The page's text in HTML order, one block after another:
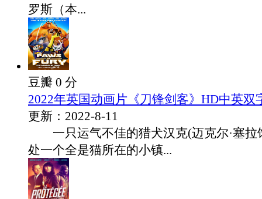
罗斯（本...
豆瓣 0 分
2022年英国动画片《刀锋剑客》HD中英双
更新：2022-8-11
一只运气不佳的猎犬汉克(迈克尔·塞拉
处一个全是猫所在的小镇...